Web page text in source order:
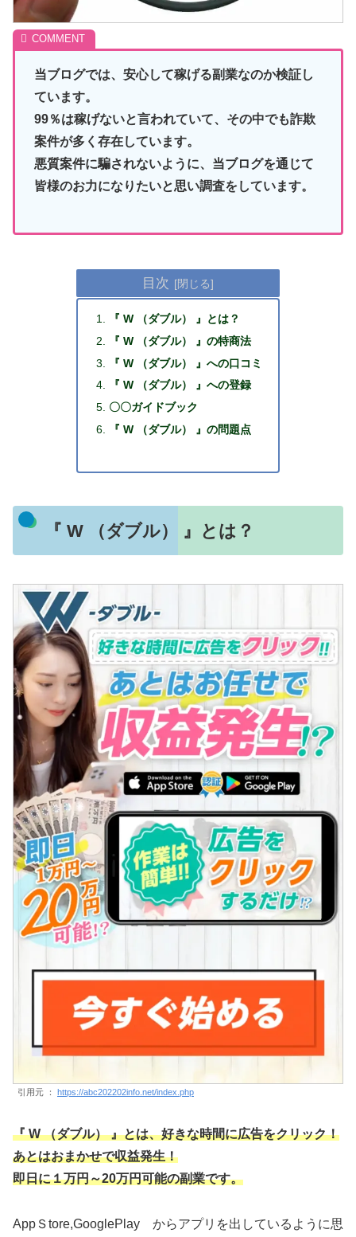
当ブログでは、安心して稼げる副業なのか検証し
ています。
99％は稼げないと言われていて、その中でも詐欺
案件が多く存在しています。
悪質案件に騙されないように、当ブログを通じて
皆様のお力になりたいと思い調査をしています。
目次
『 W （ダブル） 』とは？
『 W （ダブル） 』の特商法
『 W （ダブル） 』への口コミ
『 W （ダブル） 』への登録
〇〇ガイドブック
『 W （ダブル） 』の問題点
『 W （ダブル） 』とは？
引用元 ： https://abc202202info.net/index.php
『 W （ダブル） 』とは、好きな時間に広告をクリック！
あとはおまかせで収益発生！
即日に１万円～20万円可能の副業です。
AppＳtore,GooglePlay からアプリを出しているように思